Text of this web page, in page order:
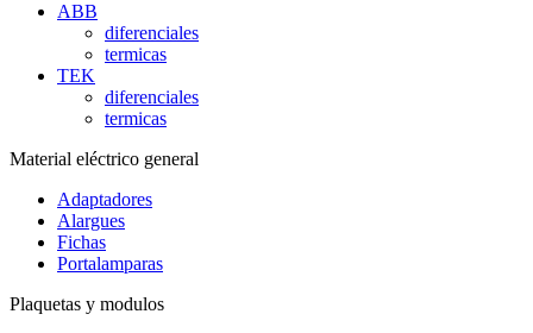
ABB
diferenciales
termicas
TEK
diferenciales
termicas
Material eléctrico general
Adaptadores
Alargues
Fichas
Portalamparas
Plaquetas y modulos